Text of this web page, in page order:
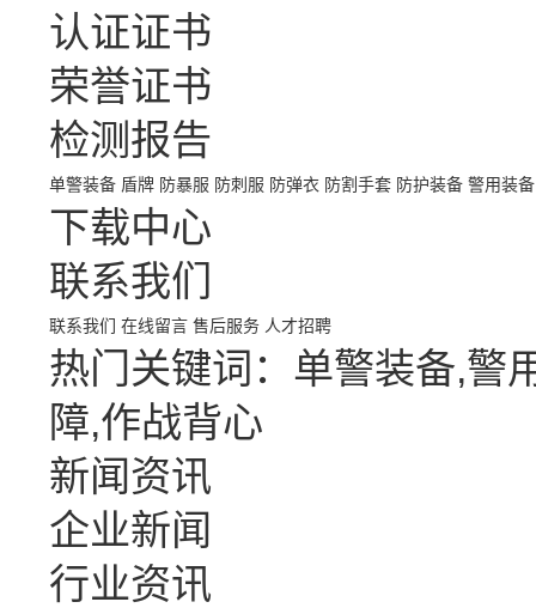
认证证书
荣誉证书
检测报告
单警装备 盾牌 防暴服 防刺服 防弹衣 防割手套 防护装备 警用装备
下载中心
联系我们
联系我们 在线留言 售后服务 人才招聘
热门关键词：单警装备,警
障,作战背心
新闻资讯
企业新闻
行业资讯